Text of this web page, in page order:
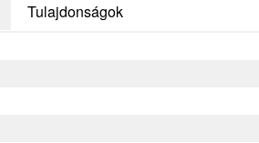
Tulajdonságok